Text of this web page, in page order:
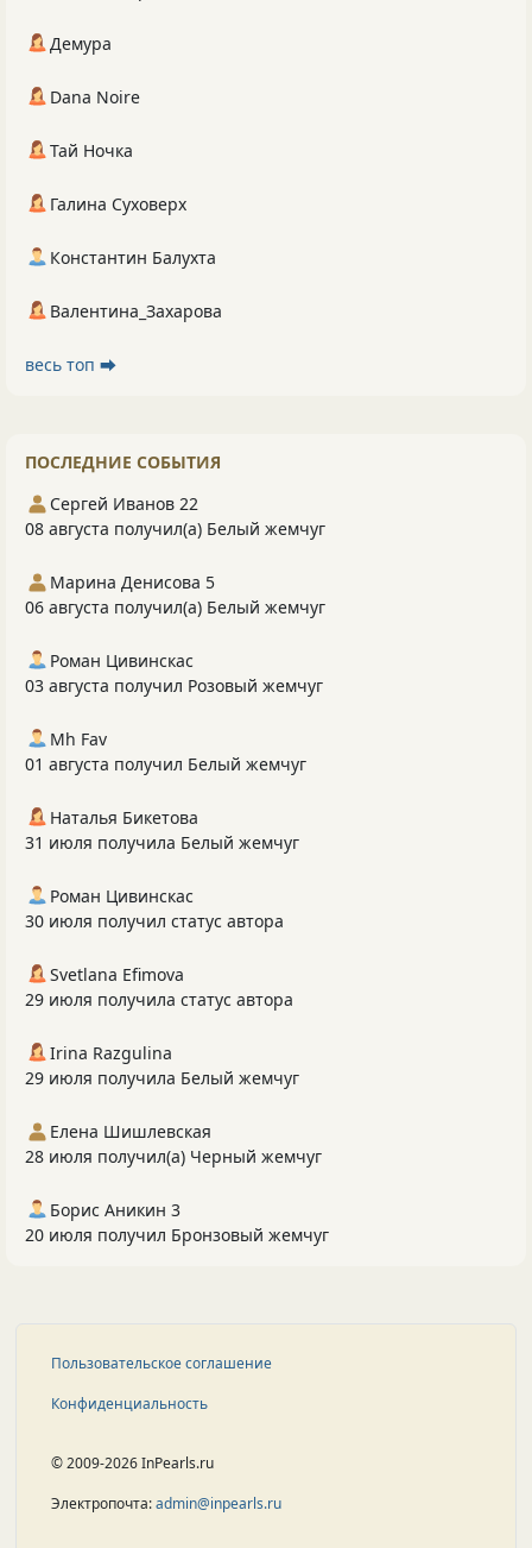
Демура
Dana Noire
Тай Ночка
Галина Суховерх
Константин Балухта
Валентина_Захарова
весь топ ⮕
ПОСЛЕДНИЕ СОБЫТИЯ
Сергей Иванов 22
08 августа получил(а) Белый жемчуг
Марина Денисова 5
06 августа получил(а) Белый жемчуг
Роман Цивинскас
03 августа получил Розовый жемчуг
Mh Fav
01 августа получил Белый жемчуг
Наталья Бикетова
31 июля получила Белый жемчуг
Роман Цивинскас
30 июля получил статус автора
Svetlana Efimova
29 июля получила статус автора
Irina Razgulina
29 июля получила Белый жемчуг
Елена Шишлевская
28 июля получил(а) Черный жемчуг
Борис Аникин 3
20 июля получил Бронзовый жемчуг
Пользовательское соглашение
Конфиденциальность
© 2009-2026 InPearls.ru
Электропочта:admin@inpearls.ru